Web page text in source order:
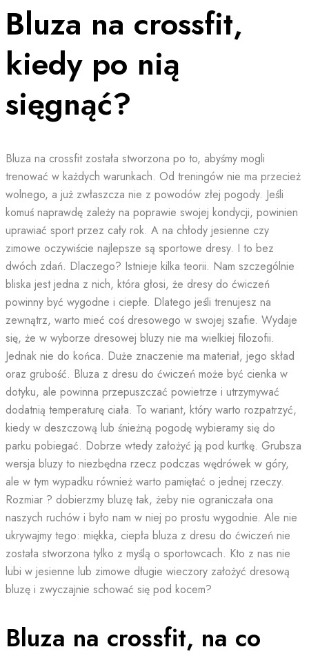
Bluza na crossfit,
kiedy po nią
sięgnąć?
Bluza na crossfit została stworzona po to, abyśmy mogli
trenować w każdych warunkach. Od treningów nie ma przecież
wolnego, a już zwłaszcza nie z powodów złej pogody. Jeśli
komuś naprawdę zależy na poprawie swojej kondycji, powinien
uprawiać sport przez cały rok. A na chłody jesienne czy
zimowe oczywiście najlepsze są sportowe dresy. I to bez
dwóch zdań. Dlaczego? Istnieje kilka teorii. Nam szczególnie
bliska jest jedna z nich, która głosi, że dresy do ćwiczeń
powinny być wygodne i ciepłe. Dlatego jeśli trenujesz na
zewnątrz, warto mieć coś dresowego w swojej szafie. Wydaje
się, że w wyborze dresowej bluzy nie ma wielkiej filozofii.
Jednak nie do końca. Duże znaczenie ma materiał, jego skład
oraz grubość. Bluza z dresu do ćwiczeń może być cienka w
dotyku, ale powinna przepuszczać powietrze i utrzymywać
dodatnią temperaturę ciała. To wariant, który warto rozpatrzyć,
kiedy w deszczową lub śnieżną pogodę wybieramy się do
parku pobiegać. Dobrze wtedy założyć ją pod kurtkę. Grubsza
wersja bluzy to niezbędna rzecz podczas wędrówek w góry,
ale w tym wypadku również warto pamiętać o jednej rzeczy.
Rozmiar ? dobierzmy bluzę tak, żeby nie ograniczała ona
naszych ruchów i było nam w niej po prostu wygodnie. Ale nie
ukrywajmy tego: miękka, ciepła bluza z dresu do ćwiczeń nie
została stworzona tylko z myślą o sportowcach. Kto z nas nie
lubi w jesienne lub zimowe długie wieczory założyć dresową
bluzę i zwyczajnie schować się pod kocem?
Bluza na crossfit, na co